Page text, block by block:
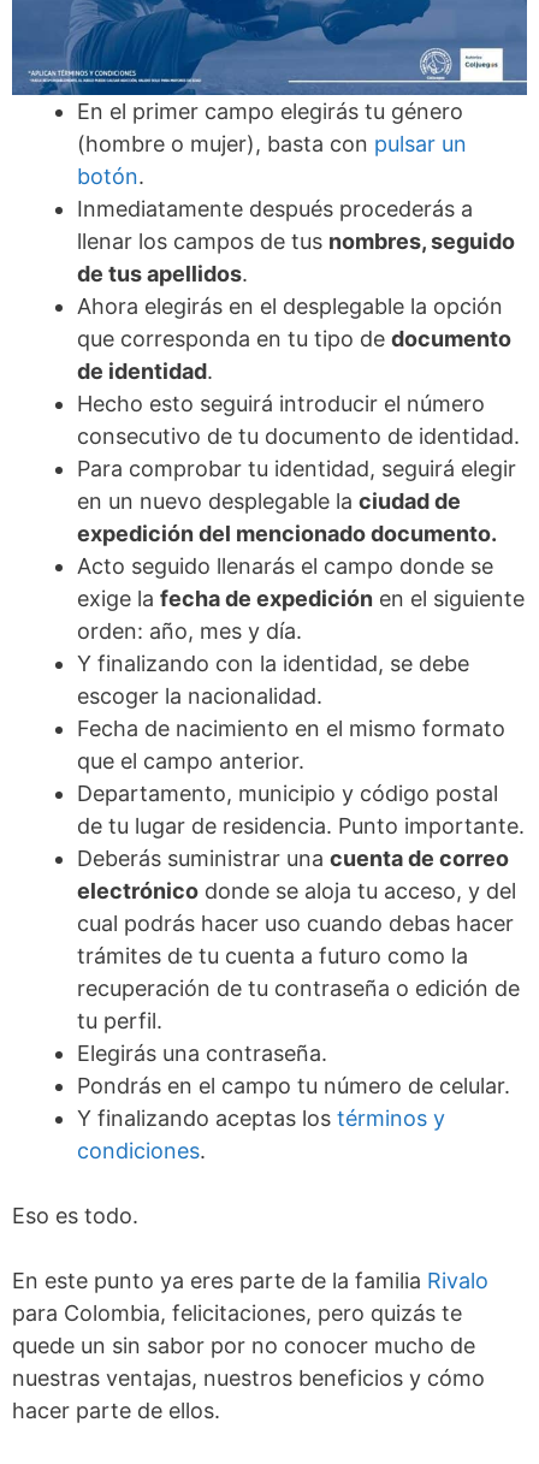
En el primer campo elegirás tu género
(hombre o mujer), basta con pulsar un
botón.
Inmediatamente después procederás a
llenar los campos de tus nombres, seguido
de tus apellidos.
Ahora elegirás en el desplegable la opción
que corresponda en tu tipo de documento
de identidad.
Hecho esto seguirá introducir el número
consecutivo de tu documento de identidad.
Para comprobar tu identidad, seguirá elegir
en un nuevo desplegable la ciudad de
expedición del mencionado documento.
Acto seguido llenarás el campo donde se
exige la fecha de expedición en el siguiente
orden: año, mes y día.
Y finalizando con la identidad, se debe
escoger la nacionalidad.
Fecha de nacimiento en el mismo formato
que el campo anterior.
Departamento, municipio y código postal
de tu lugar de residencia. Punto importante.
Deberás suministrar una cuenta de correo
electrónico donde se aloja tu acceso, y del
cual podrás hacer uso cuando debas hacer
trámites de tu cuenta a futuro como la
recuperación de tu contraseña o edición de
tu perfil.
Elegirás una contraseña.
Pondrás en el campo tu número de celular.
Y finalizando aceptas los términos y
condiciones.
Eso es todo.
En este punto ya eres parte de la familia Rivalo
para Colombia, felicitaciones, pero quizás te
quede un sin sabor por no conocer mucho de
nuestras ventajas, nuestros beneficios y cómo
hacer parte de ellos.